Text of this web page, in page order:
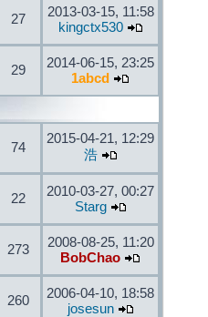
27
2013-03-15, 11:58
kingctx530
29
2014-06-15, 23:25
1abcd
74
2015-04-21, 12:29
浩
22
2010-03-27, 00:27
Starg
273
2008-08-25, 11:20
BobChao
260
2006-04-10, 18:58
josesun